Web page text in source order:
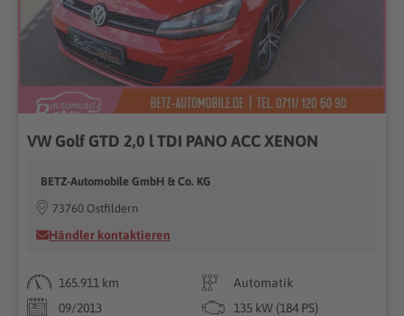
VW Golf GTD 2,0 l TDI PANO ACC XENON
BETZ-Automobile GmbH & Co. KG
73760 Ostfildern
Händler kontaktieren
165.911 km
Automatik
09/2013
135 kW (184 PS)